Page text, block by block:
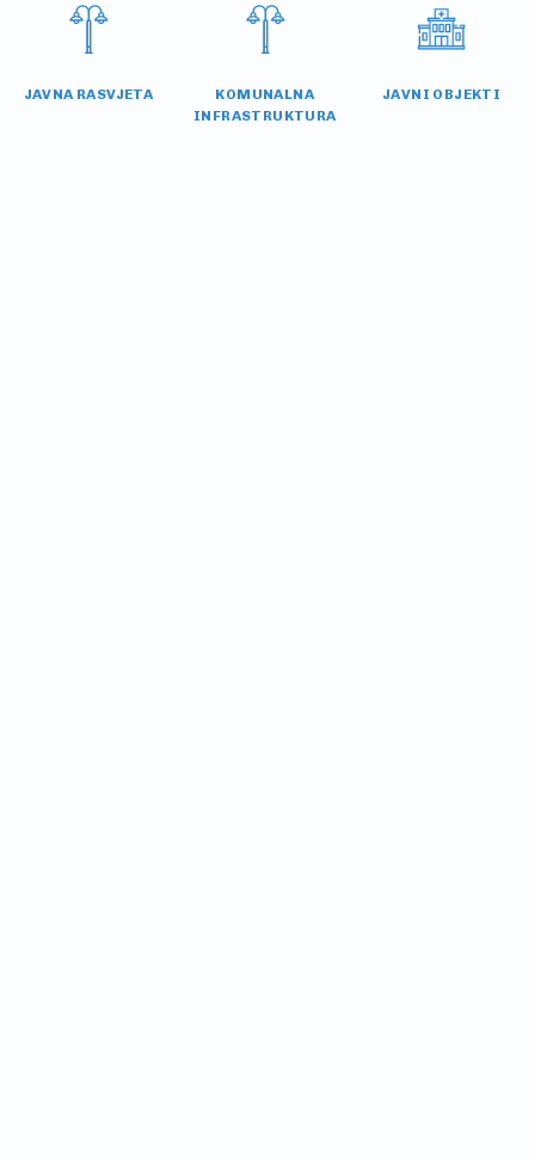
JAVNA RASVJETA
KOMUNALNA
INFRASTRUKTURA
JAVNI OBJEKTI